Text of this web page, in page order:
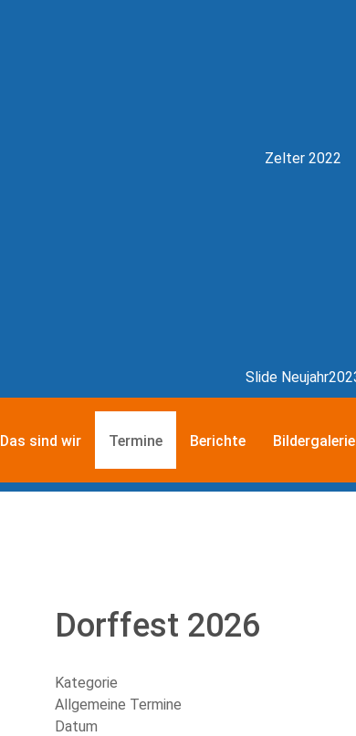
Das sind wir Termine Berichte Bildergalerie
Dorffest 2026
Kategorie
Allgemeine Termine
Datum